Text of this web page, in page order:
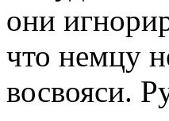
они
что немцу
восвояси.